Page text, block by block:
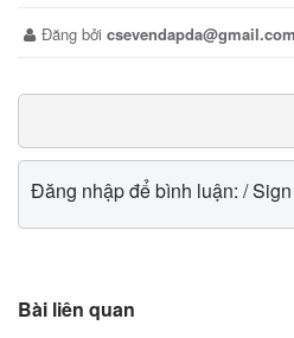
Đăng bởi csevendapda@gmail.com
Đăng nhập để bình luận: /
Bài liên quan